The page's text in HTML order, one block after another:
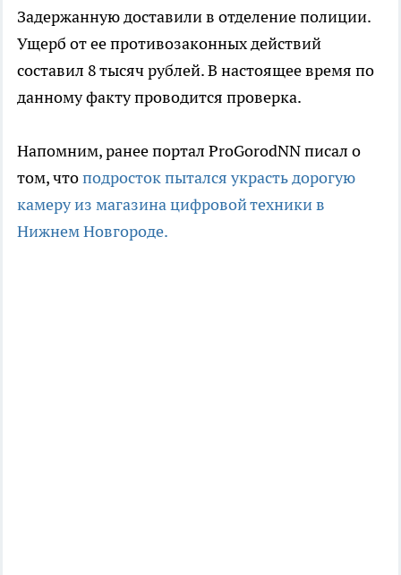
Задержанную доставили в отделение полиции.
Ущерб от ее противозаконных действий
составил 8 тысяч рублей. В настоящее время по
данному факту проводится проверка.
Напомним, ранее портал ProGorodNN писал о
том, чтоподросток пытался украсть дорогую
камеру из магазина цифровой техники в
Нижнем Новгороде.